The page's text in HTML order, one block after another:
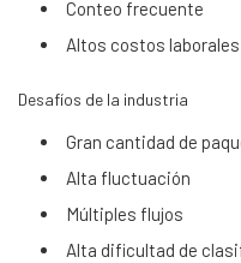
Conteo frecuente
Altos costos laborales
Desafíos de la industria
Gran cantidad de
Alta fluctuación
Múltiples flujos
Alta dificultad de